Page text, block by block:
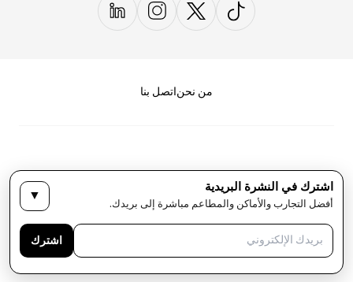
من نحن اتصل بنا
سياسة الخصوصية
حقوق النشر لمجلة LIST كل الحقوق محفوظة
اشترك في النشرة البريدية
أفضل التجارب والأماكن والمطاعم مباشرة إلى بريدك.
▼
اشترك